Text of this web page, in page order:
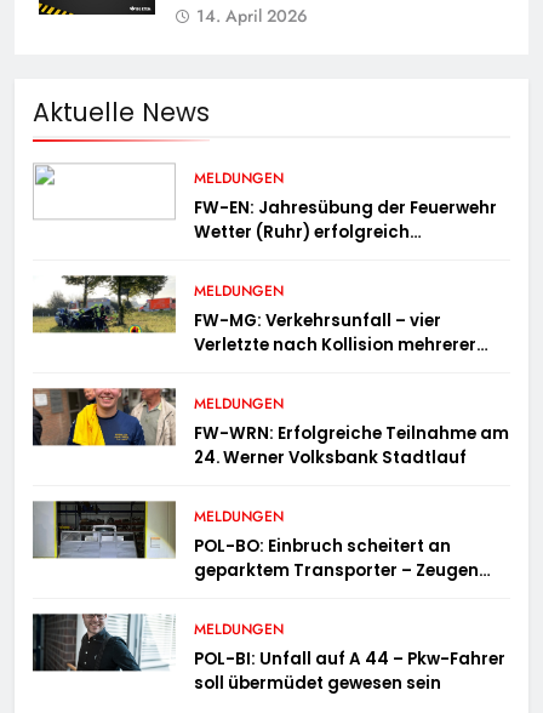
14. April 2026
Aktuelle News
MELDUNGEN
FW-EN: Jahresübung der Feuerwehr
Wetter (Ruhr) erfolgreich
MELDUNGEN
FW-MG: Verkehrsunfall – vier
Verletzte nach Kollision mehrerer
MELDUNGEN
FW-WRN: Erfolgreiche Teilnahme am
24. Werner Volksbank Stadtlauf
MELDUNGEN
POL-BO: Einbruch scheitert an
geparktem Transporter – Zeugen
MELDUNGEN
POL-BI: Unfall auf A 44 – Pkw-Fahrer
soll übermüdet gewesen sein